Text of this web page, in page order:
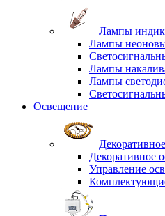
Лампы
Лампы
Лампы
Лампы
Освещение
Декоративное
Управление